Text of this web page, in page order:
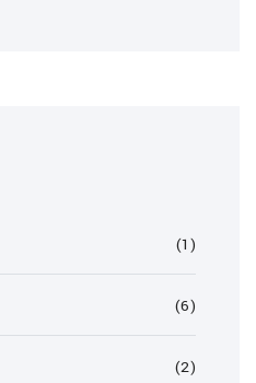
(1)
(6)
(2)